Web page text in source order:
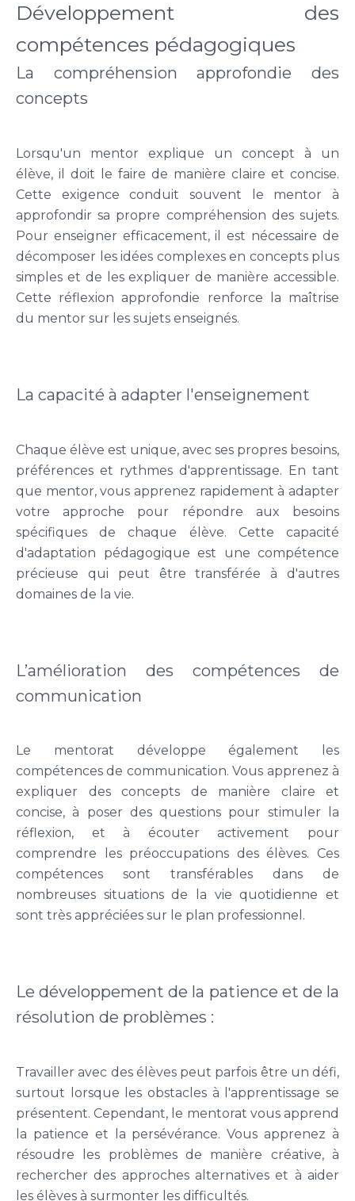
Développement des
compétences pédagogiques
La compréhension approfondie des
concepts
Lorsqu'un mentor explique un concept à un
élève, il doit le faire de manière claire et concise.
Cette exigence conduit souvent le mentor à
approfondir sa propre compréhension des sujets.
Pour enseigner efficacement, il est nécessaire de
décomposer les idées complexes en concepts plus
simples et de les expliquer de manière accessible.
Cette réflexion approfondie renforce la maîtrise
du mentor sur les sujets enseignés.
La capacité à adapter l'enseignement
Chaque élève est unique, avec ses propres besoins,
préférences et rythmes d'apprentissage. En tant
que mentor, vous apprenez rapidement à adapter
votre approche pour répondre aux besoins
spécifiques de chaque élève. Cette capacité
d'adaptation pédagogique est une compétence
précieuse qui peut être transférée à d'autres
domaines de la vie.
L’amélioration des compétences de
communication
Le mentorat développe également les
compétences de communication. Vous apprenez à
expliquer des concepts de manière claire et
concise, à poser des questions pour stimuler la
réflexion, et à écouter activement pour
comprendre les préoccupations des élèves. Ces
compétences sont transférables dans de
nombreuses situations de la vie quotidienne et
sont très appréciées sur le plan professionnel.
Le développement de la patience et de la
résolution de problèmes :
Travailler avec des élèves peut parfois être un défi,
surtout lorsque les obstacles à l'apprentissage se
présentent. Cependant, le mentorat vous apprend
la patience et la persévérance. Vous apprenez à
résoudre les problèmes de manière créative, à
rechercher des approches alternatives et à aider
les élèves à surmonter les difficultés.